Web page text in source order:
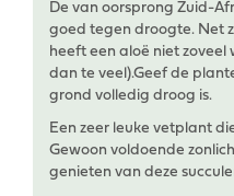
De van oorsprong Zuid-
goed tegen droogte. Net
heeft een aloë niet
dan te veel).Geef de
grond volledig droog is.
Een zeer leuke vetplant
Gewoon voldoende
genieten van deze